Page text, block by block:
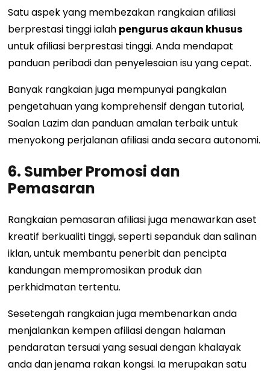
Satu aspek yang membezakan rangkaian afiliasi
berprestasi tinggi ialah pengurus akaun khusus
untuk afiliasi berprestasi tinggi. Anda mendapat
panduan peribadi dan penyelesaian isu yang cepat.
Banyak rangkaian juga mempunyai pangkalan
pengetahuan yang komprehensif dengan tutorial,
Soalan Lazim dan panduan amalan terbaik untuk
menyokong perjalanan afiliasi anda secara autonomi.
6. Sumber Promosi dan
Pemasaran
Rangkaian pemasaran afiliasi juga menawarkan aset
kreatif berkualiti tinggi, seperti sepanduk dan salinan
iklan, untuk membantu penerbit dan pencipta
kandungan mempromosikan produk dan
perkhidmatan tertentu.
Sesetengah rangkaian juga membenarkan anda
menjalankan kempen afiliasi dengan halaman
pendaratan tersuai yang sesuai dengan khalayak
anda dan jenama rakan kongsi. Ia merupakan satu